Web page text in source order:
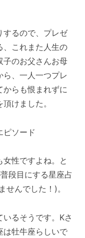
するので、プレゼ
、これまた人生の
子のお父さんお母
ら、一人一つプレ
らも恨まれずに
けました。
ピソード
性ですよね。と
段目にする星座占
せんでした！)。
るそうです。Kさ
は牡牛座らしいで